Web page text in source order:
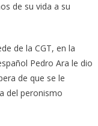
de su vida a su
de la CGT, en la
Pedro Ara le dio
de que se le
del peronismo